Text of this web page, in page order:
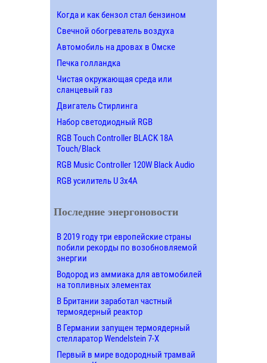
Когда и как бензол стал бензином
Свечной обогреватель воздуха
Автомобиль на дровах в Омске
Печка голландка
Чистая окружающая среда или
сланцевый газ
Двигатель Стирлинга
Набор светодиодный RGB
RGB Touch Controller BLACK 18A
Touch/Black
RGB Music Controller 120W Black Audio
RGB усилитель U 3х4A
Последние энергоновости
В 2019 году три европейские страны
побили рекорды по возобновляемой
энергии
Водород из аммиака для автомобилей
на топливных элементах
В Британии заработал частный
термоядерный реактор
В Германии запущен термоядерный
стелларатор Wendelstein 7-X
Первый в мире водородный трамвай